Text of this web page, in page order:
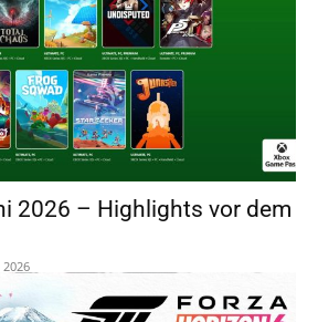
2026 – Highlights vor dem
2026